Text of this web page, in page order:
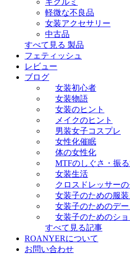
キグルミ
軽微な不良品
女装アクセサリー
中古品
すべて見る 製品
フェティッシュ
レビュー
ブログ
女装初心者
女装物語
女装のヒント
メイクのヒント
男装女子コスプレ
女性化催眠
体の女性化
MTFのしぐさ・振
女装生活
クロスドレッサー
女装子のための服
女装子のためのデ
女装子のためのシ
すべて見る記事
ROANYERについて
お問い合わせ